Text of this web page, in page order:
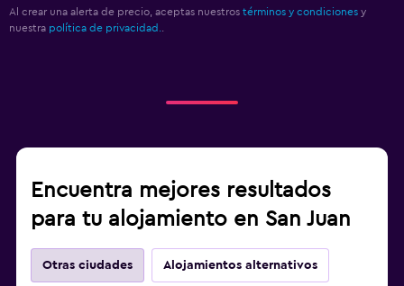
Al crear una alerta de precio, aceptas nuestros términos y condiciones y
nuestra política de privacidad.
Encuentra mejores resultados
para tu alojamiento en San Juan
Otras ciudades Alojamientos alternativos